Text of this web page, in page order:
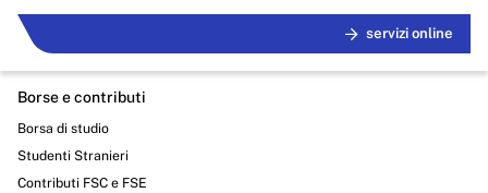
servizi online
Borse e contributi
Borsa di studio
Studenti Stranieri
Contributi FSC e FSE